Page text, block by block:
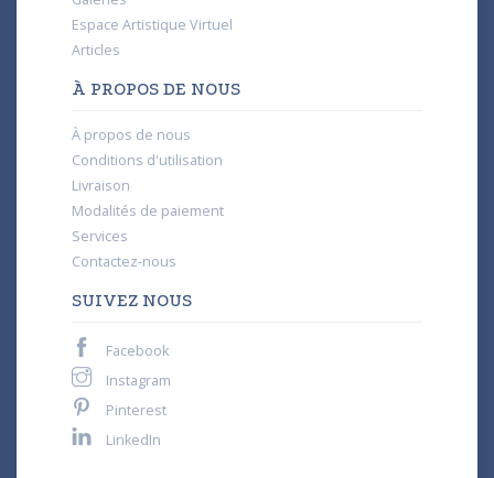
Espace Artistique Virtuel
Articles
À PROPOS DE NOUS
À propos de nous
Conditions d'utilisation
Livraison
Modalités de paiement
Services
Contactez-nous
SUIVEZ NOUS
Facebook
Instagram
Pinterest
LinkedIn